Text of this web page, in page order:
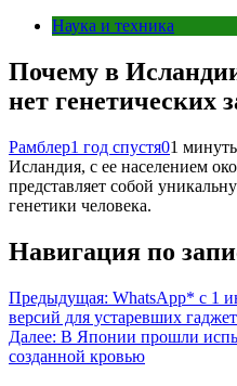
Наука и техника
Почему в
нет генетических
Рамблер1 год спустя01
Исландия, с ее населением
представляет собой
генетики человека.
Навигация по
Предыдущая: WhatsApp* с 1
версий для устаревших
Далее: В Японии прошли
созданной кровью